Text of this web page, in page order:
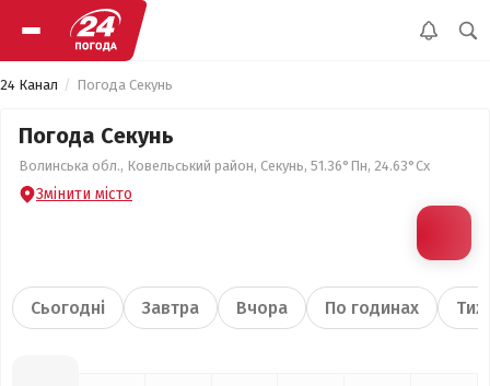
24 Канал Погода Секунь
Погода Секунь
Волинська обл., Ковельський район, Секунь, 51.36°Пн, 24.63°Сх
Змінити місто
Сьогодні Завтра Вчора По годинах